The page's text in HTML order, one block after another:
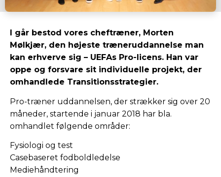
I går bestod vores cheftræner, Morten
Mølkjær, den højeste træneruddannelse man
kan erhverve sig – UEFAs Pro-licens. Han var
oppe og forsvare sit individuelle projekt, der
omhandlede Transitionsstrategier.
Pro-træner uddannelsen, der strækker sig over 20
måneder, startende i januar 2018 har bla.
omhandlet følgende områder:
Fysiologi og test
Casebaseret fodboldledelse
Mediehåndtering